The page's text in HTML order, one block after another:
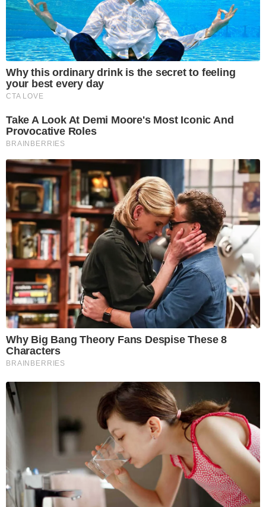
Why this ordinary drink is the secret to feeling
your best every day
CTA LOVE
Take A Look At Demi Moore's Most Iconic And
Provocative Roles
BRAINBERRIES
Why Big Bang Theory Fans Despise These 8
Characters
BRAINBERRIES